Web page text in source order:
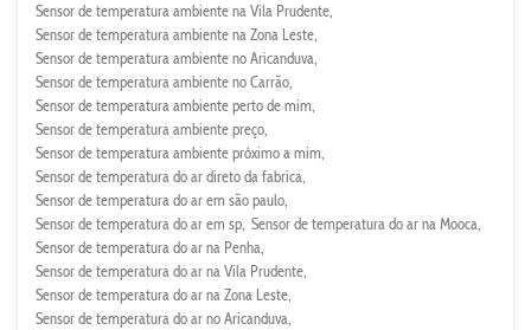
Sensor de temperatura ambiente na Vila Prudente
Sensor de temperatura ambiente na Zona Leste
Sensor de temperatura ambiente no Aricanduva
Sensor de temperatura ambiente no Carrão
Sensor de temperatura ambiente perto de mim
Sensor de temperatura ambiente preço
Sensor de temperatura ambiente próximo a mim
Sensor de temperatura do ar direto da fabrica
Sensor de temperatura do ar em são paulo
Sensor de temperatura do ar em sp Sensor de temperatura do ar na Mooca
Sensor de temperatura do ar na Penha
Sensor de temperatura do ar na Vila Prudente
Sensor de temperatura do ar na Zona Leste
Sensor de temperatura do ar no Aricanduva